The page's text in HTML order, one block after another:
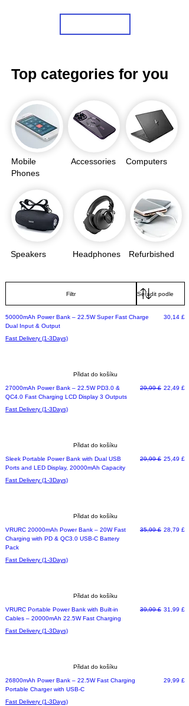
Top categories for you
Mobile
Phones
Accessories Computers
Speakers Headphones Refurbished
Filtr
Free 1-Day delivery
50000mAh Power Bank – 22.5W Super Fast Charge
Dual Input & Output
Cena
30,14 £
Fast Delivery (1-3Days)
Přidat do košíku
Best Seller
27000mAh Power Bank – 22.5W PD3.0 &
QC4.0 Fast Charging LCD Display 3 Outputs
Běžná cena
29,99 £ 22,49 £
Fast Delivery (1-3Days)
Přidat do košíku
Limited time deal
Sleek Portable Power Bank with Dual USB
Ports and LED Display, 20000mAh Capacity
Běžná cena
29,99 £ 25,49 £
Fast Delivery (1-3Days)
Přidat do košíku
VRURC 20000mAh Power Bank – 20W Fast
Charging with PD & QC3.0 USB-C Battery
Pack
Běžná cena
35,99 £ 28,79 £
Fast Delivery (1-3Days)
Přidat do košíku
Top Of The List
VRURC Portable Power Bank with Built-in
Cables – 20000mAh 22.5W Fast Charging
Běžná cena
39,99 £ 31,99 £
Fast Delivery (1-3Days)
Přidat do košíku
Limited time deal
26800mAh Power Bank – 22.5W Fast Charging
Portable Charger with USB-C
Cena
29,99 £
Fast Delivery (1-3Days)